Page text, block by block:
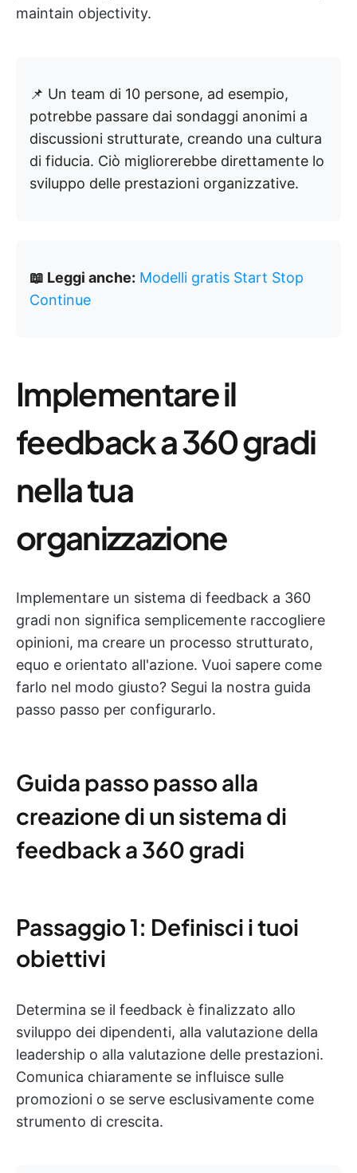
maintain objectivity.
📌 Un team di 10 persone, ad esempio,
potrebbe passare dai sondaggi anonimi a
discussioni strutturate, creando una cultura
di fiducia. Ciò migliorerebbe direttamente lo
sviluppo delle prestazioni organizzative.
📖 Leggi anche: Modelli gratis Start Stop
Continue
Implementare il
feedback a 360 gradi
nella tua
organizzazione
Implementare un sistema di feedback a 360
gradi non significa semplicemente raccogliere
opinioni, ma creare un processo strutturato,
equo e orientato all'azione. Vuoi sapere come
farlo nel modo giusto? Segui la nostra guida
passo passo per configurarlo.
Guida passo passo alla
creazione di un sistema di
feedback a 360 gradi
Passaggio 1: Definisci i tuoi
obiettivi
Determina se il feedback è finalizzato allo
sviluppo dei dipendenti, alla valutazione della
leadership o alla valutazione delle prestazioni.
Comunica chiaramente se influisce sulle
promozioni o se serve esclusivamente come
strumento di crescita.